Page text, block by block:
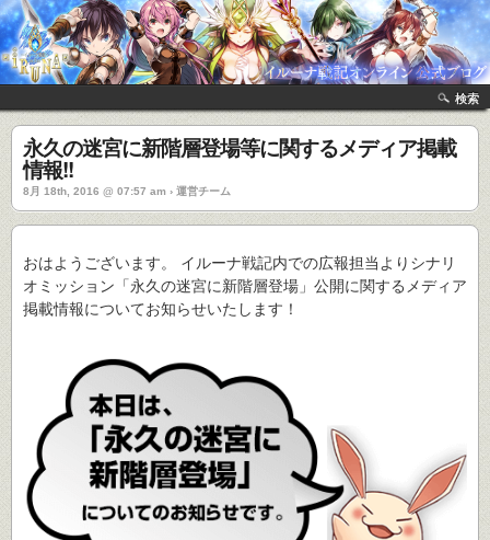
検索
永久の迷宮に新階層登場等に関するメディア掲載
情報!!
8月 18th, 2016 @ 07:57 am › 運営チーム
おはようございます。 イルーナ戦記内での広報担当よりシナリ
オミッション「永久の迷宮に新階層登場」公開に関するメディア
掲載情報についてお知らせいたします！